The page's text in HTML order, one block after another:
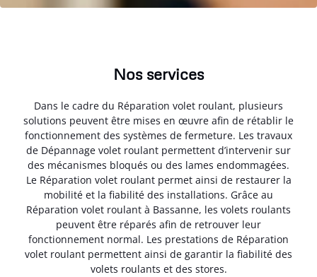
Nos services
Dans le cadre du Réparation volet roulant, plusieurs
solutions peuvent être mises en œuvre afin de rétablir le
fonctionnement des systèmes de fermeture. Les travaux
de Dépannage volet roulant permettent d’intervenir sur
des mécanismes bloqués ou des lames endommagées.
Le Réparation volet roulant permet ainsi de restaurer la
mobilité et la fiabilité des installations. Grâce au
Réparation volet roulant à Bassanne, les volets roulants
peuvent être réparés afin de retrouver leur
fonctionnement normal. Les prestations de Réparation
volet roulant permettent ainsi de garantir la fiabilité des
volets roulants et des stores.